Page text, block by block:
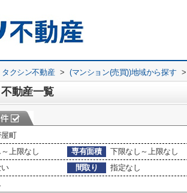
クシン不動産 > (マンション(売買))地域から探す >
動産一覧
町
上限なし 専有面積 下限なし～上限なし
い 間取り
指定なし